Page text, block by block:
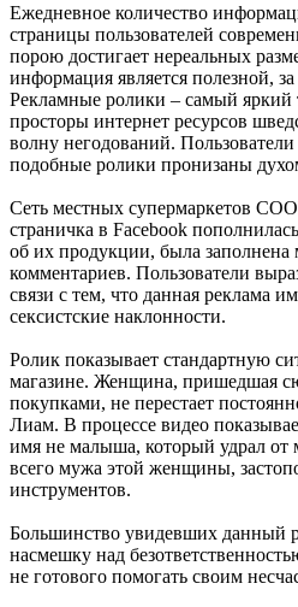
Ежедневное количество
страницы пользователей
порою достигает нереальных
информация является полезной,
Рекламные ролики – самый
просторы интернет ресурсов
волну негодований. Пользователи
подобные ролики пронизаны
Сеть местных супермаркетов
страничка в Facebook
об их продукции, была заполнена
комментариев. Пользователи
связи с тем, что данная реклама
сексистские наклонности.
Ролик показывает стандартную
магазине. Женщина, пришедшая
покупками, не перестает
Лиам. В процессе видео
имя не малыша, который удрал от
всего мужа этой женщины,
инструментов.
Большинство увидевших данный
насмешку над
не готового помогать своим